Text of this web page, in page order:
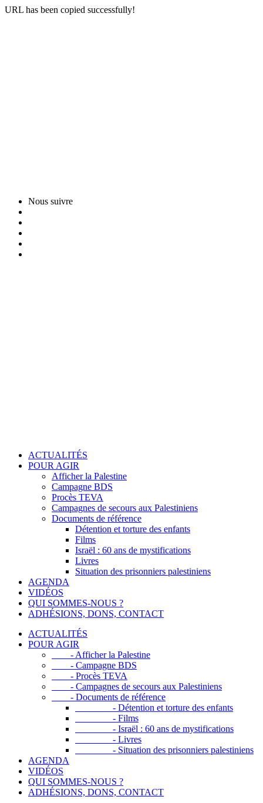
URL has been copied successfully!
Nous suivre
ACTUALITÉS
POUR AGIR
Afficher la Palestine
Campagne BDS
Procès TEVA
Campagnes de secours aux Palestiniens
Documents de référence
Détention et torture des enfants
Films
Israël : 60 ans de mystifications
Livres
Situation des prisonniers palestiniens
AGENDA
VIDÉOS
QUI SOMMES-NOUS ?
ADHÉSIONS, DONS, CONTACT
ACTUALITÉS
POUR AGIR
- Afficher la Palestine
- Campagne BDS
- Procès TEVA
- Campagnes de secours aux Palestiniens
- Documents de référence
- Détention et torture des enfants
- Films
- Israël : 60 ans de mystifications
- Livres
- Situation des prisonniers palestiniens
AGENDA
VIDÉOS
QUI SOMMES-NOUS ?
ADHÉSIONS, DONS, CONTACT